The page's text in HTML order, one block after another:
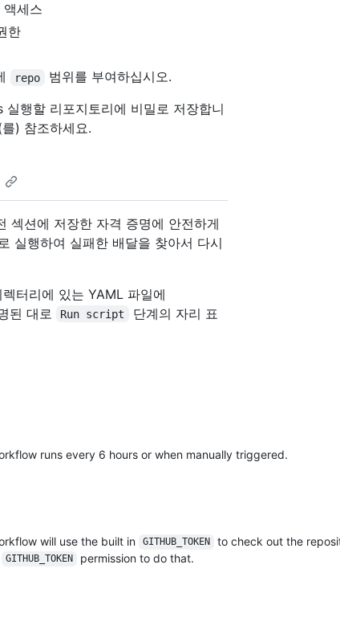
세스
한
repo
범위를 부여하십시오.
행할 리포지토리에 비밀로 저장합니
) 참조하세요.
섹션에 저장한 자격 증명에 안전하게
실행하여 실패한 배달을 찾아서 다시
터리에 있는 YAML 파일에
된 대로 Run script
단계의 자리 표
runs every 6 hours or when manually triggered.
will use the built in GITHUB_TOKEN
to check out the
GITHUB_TOKEN permission to do that.